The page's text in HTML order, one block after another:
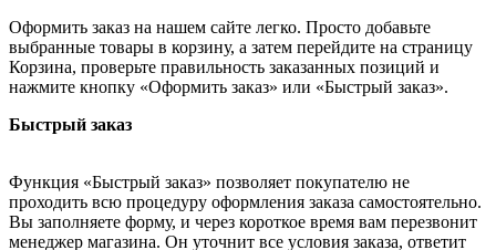
Оформить заказ на нашем сайте легко. Просто добавьте
выбранные товары в корзину, а затем перейдите на страницу
Корзина, проверьте правильность заказанных позиций и
нажмите кнопку «Оформить заказ» или «Быстрый заказ».
Быстрый заказ
Функция «Быстрый заказ» позволяет покупателю не
проходить всю процедуру оформления заказа самостоятельно.
Вы заполняете форму, и через короткое время вам перезвонит
менеджер магазина. Он уточнит все условия заказа, ответит